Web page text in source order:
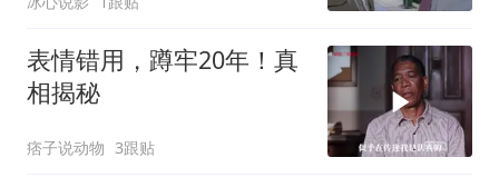
表情错用，蹲牢20年！真
相揭秘
痞子说动物 3跟贴